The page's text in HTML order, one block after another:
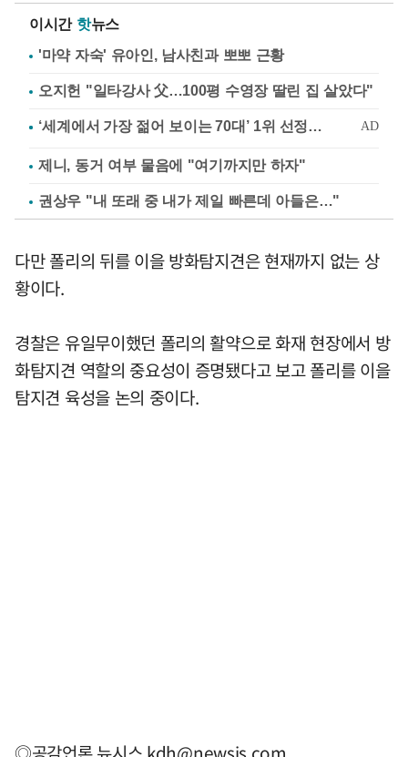
이시간 핫뉴스
'마약 자숙' 유아인, 남사친과 뽀뽀 근황
오지헌 "일타강사 父…100평 수영장 딸린 집 살았다"
제니, 동거 여부 물음에 "여기까지만 하자"
권상우 "내 또래 중 내가 제일 빠른데 아들은…"
다만 폴리의 뒤를 이을 방화탐지견은 현재까지 없는 상
황이다.
경찰은 유일무이했던 폴리의 활약으로 화재 현장에서 방
화탐지견 역할의 중요성이 증명됐다고 보고 폴리를 이을
탐지견 육성을 논의 중이다.